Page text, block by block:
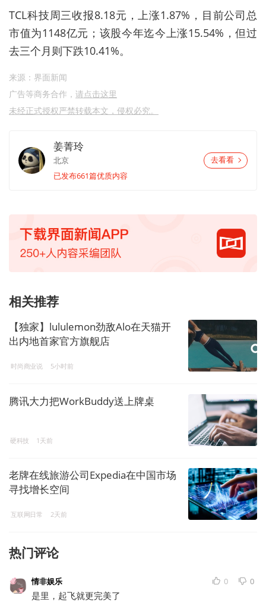
TCL科技周三收报8.18元，上涨1.87%，目前公司总
市值为1148亿元；该股今年迄今上涨15.54%，但过
去三个月则下跌10.41%。
来源：界面新闻
广告等商务合作， 请点击这里
未经正式授权严禁转载本文，侵权必究。
姜菁玲
北京
已发布661篇优质内容
去看看
相关推荐
【独家】lululemon劲敌Alo在天猫开
出内地首家官方旗舰店
时尚商业说 5小时前
腾讯大力把WorkBuddy送上牌桌
硬科技 1天前
老牌在线旅游公司Expedia在中国市场
寻找增长空间
互联网日常 2天前
热门评论
情非娱乐 0 0
是里，起飞就更完美了